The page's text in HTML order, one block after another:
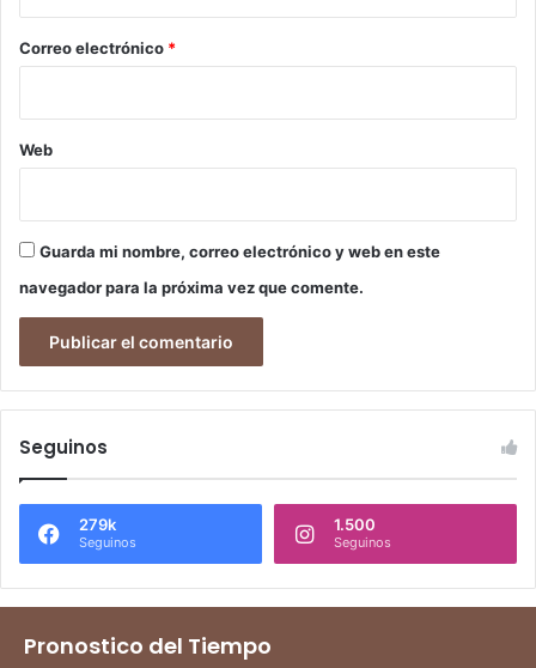
*
Correo electrónico *
Web
Guarda mi nombre, correo electrónico y web en este
navegador para la próxima vez que comente.
Seguinos
279k
Seguinos
1.500
Seguinos
Pronostico del Tiempo